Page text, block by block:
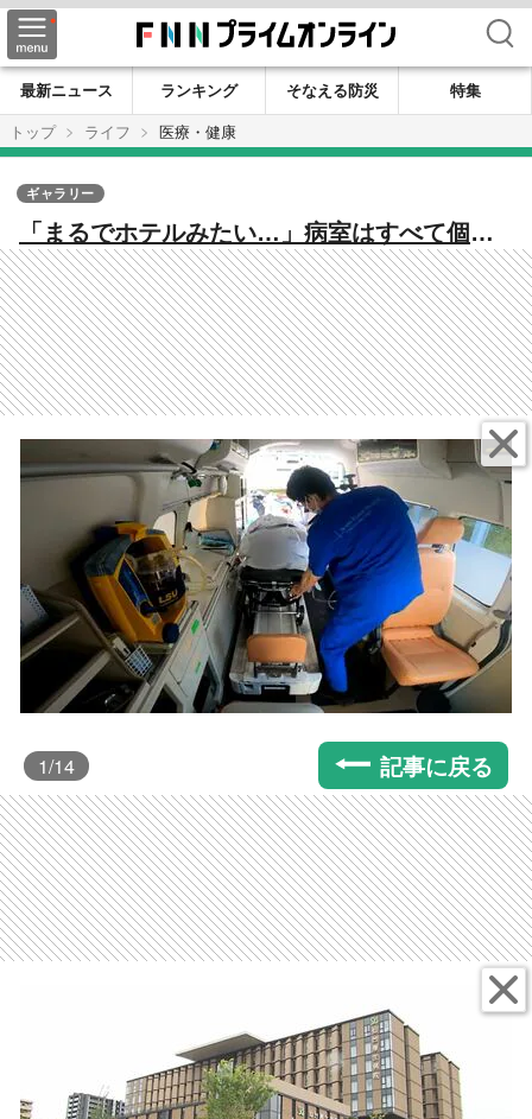
検索
最新ニュース ランキング そなえる防災
特集
トップ
ライフ 医療・健康
「まるでホテルみたい…」病室はすべて個
室 生まれ変わった仙台厚生病院 入院患者
117人の引っ越しの舞台裏に密着
ギャラリー
1/14 記事に戻る